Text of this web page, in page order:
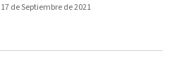
17 de Septiembre de 2021